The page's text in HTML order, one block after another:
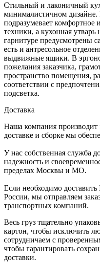
Стильный и лаконичный
минималистичном
подразумевает комфортное
техники, а кухонная
гарнитуре предусмотрены
есть и антресольное
выдвижные ящики. В
пожелания заказчика,
пространство помещения,
соответствии с
подсветка.
Доставка
Наша компания производит
доставке и сборке мы
У нас собственная служба
надежность и
пределах Москвы и МО.
Если необходимо
России, мы отправляем
транспортных компаний.
Весь груз тщательно
картон, чтобы исключить
сотрудничаем с
чтобы гарантировать
доставки.